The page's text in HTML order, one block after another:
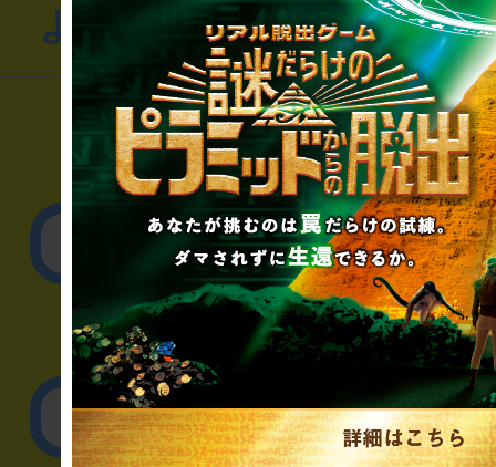
よくあるお問い合わせ
▼一般のお客様
公演内容、チケット
▼企業／法人の方
リアル脱出ゲーム制作